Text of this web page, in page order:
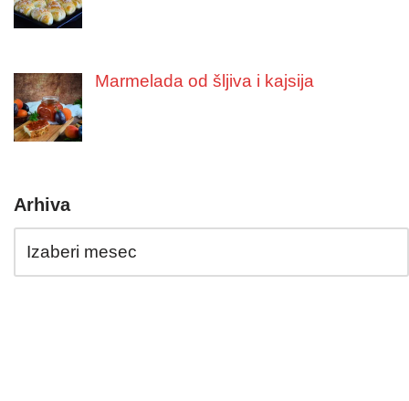
Marmelada od šljiva i kajsija
Arhiva